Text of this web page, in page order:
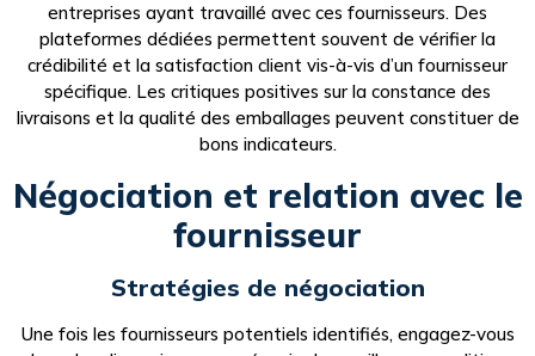
entreprises ayant travaillé avec ces fournisseurs. Des
plateformes dédiées permettent souvent de vérifier la
crédibilité et la satisfaction client vis-à-vis d’un fournisseur
spécifique. Les critiques positives sur la constance des
livraisons et la qualité des emballages peuvent constituer de
bons indicateurs.
Négociation et relation avec le
fournisseur
Stratégies de négociation
Une fois les fournisseurs potentiels identifiés, engagez-vous